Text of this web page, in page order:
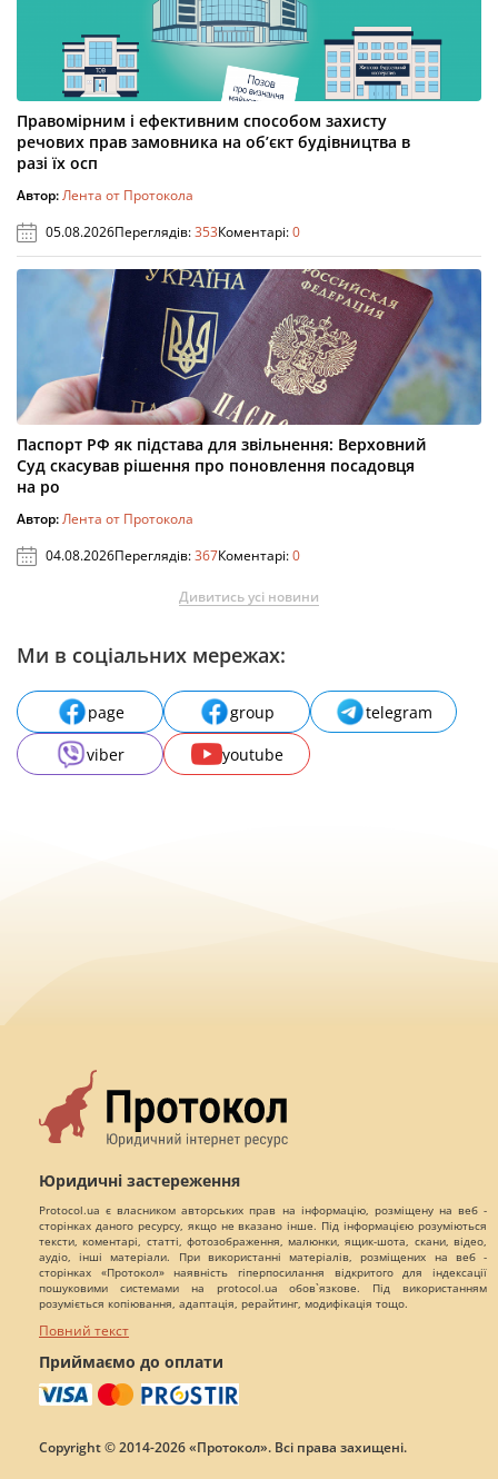
Правомірним і ефективним способом захисту
речових прав замовника на об’єкт будівництва в
разі їх осп
Автор:Лента от Протокола
05.08.2026Переглядів:353Коментарі:0
Паспорт РФ як підстава для звільнення: Верховний
Суд скасував рішення про поновлення посадовця
на ро
Автор:Лента от Протокола
04.08.2026Переглядів:367Коментарі:0
Дивитись усі новини
Ми в соціальних мережах:
page group
telegram
viber
youtube
Юридичні застереження
Protocol.ua є власником авторських прав на інформацію, розміщену на веб -
сторінках даного ресурсу, якщо не вказано інше. Під інформацією розуміються
тексти, коментарі, статті, фотозображення, малюнки, ящик-шота, скани, відео,
аудіо, інші матеріали. При використанні матеріалів, розміщених на веб -
сторінках «Протокол» наявність гіперпосилання відкритого для індексації
пошуковими системами на protocol.ua обов`язкове. Під використанням
розуміється копіювання, адаптація, рерайтинг, модифікація тощо.
Повний текст
Приймаємо до оплати
Copyright © 2014-2026 «Протокол». Всі права захищені.